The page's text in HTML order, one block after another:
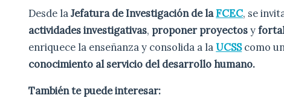
Desde laJefatura de Investigación de laFCEC, se
actividades investigativas, proponer proyectosy
enriquece la enseñanza y consolida a laUCSS como
conocimiento al servicio del desarrollo humano.
También te puede interesar: